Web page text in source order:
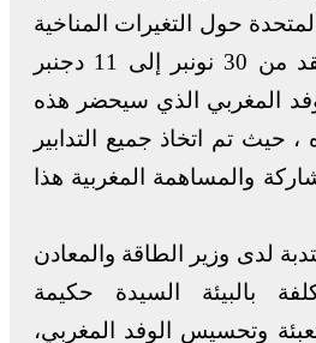
المتحدة حول التغيرات المناخية
(كوب 21)، التي تنعقد من 30 نونبر إلى 11 دجنبر
المغربي الذي سيحضر هذه
، حيث تم اتخاذ جميع التدابير
والمساهمة المغربية هذا
لدى وزير الطاقة والمعادن
بالبيئة السيدة حكيمة
وتحسيس الوفد المغربي،